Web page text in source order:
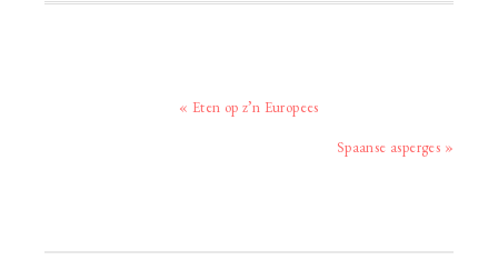
Vorig
« Eten op z’n Europees
Volgend
Spaanse asperges »